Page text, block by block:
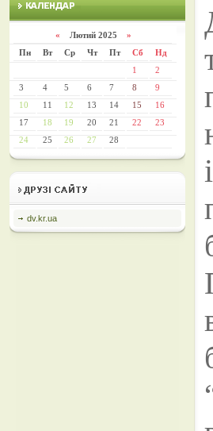
« Лютий 2025 »
Пн
Вт Ср Чт Пт Сб
Нд
1
2
3
4 5 6 7 8
9
10
11 12 13 14 15
16
17
18 19 20 21 22
23
24
25 26 27 28
dv.kr.ua